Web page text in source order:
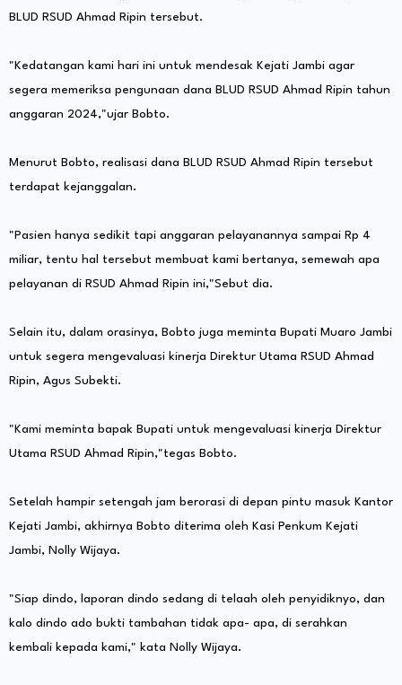
BLUD RSUD Ahmad Ripin tersebut.
"Kedatangan kami hari ini untuk mendesak Kejati Jambi agar
segera memeriksa pengunaan dana BLUD RSUD Ahmad Ripin tahun
anggaran 2024,"ujar Bobto.
Menurut Bobto, realisasi dana BLUD RSUD Ahmad Ripin tersebut
terdapat kejanggalan.
"Pasien hanya sedikit tapi anggaran pelayanannya sampai Rp 4
miliar, tentu hal tersebut membuat kami bertanya, semewah apa
pelayanan di RSUD Ahmad Ripin ini,"Sebut dia.
Selain itu, dalam orasinya, Bobto juga meminta Bupati Muaro Jambi
untuk segera mengevaluasi kinerja Direktur Utama RSUD Ahmad
Ripin, Agus Subekti.
"Kami meminta bapak Bupati untuk mengevaluasi kinerja Direktur
Utama RSUD Ahmad Ripin,"tegas Bobto.
Setelah hampir setengah jam berorasi di depan pintu masuk Kantor
Kejati Jambi, akhirnya Bobto diterima oleh Kasi Penkum Kejati
Jambi, Nolly Wijaya.
"Siap dindo, laporan dindo sedang di telaah oleh penyidiknyo, dan
kalo dindo ado bukti tambahan tidak apa- apa, di serahkan
kembali kepada kami," kata Nolly Wijaya.